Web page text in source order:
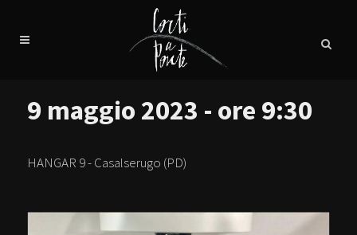
9 maggio 2023 - ore 9:30
HANGAR 9 - Casalserugo (PD)